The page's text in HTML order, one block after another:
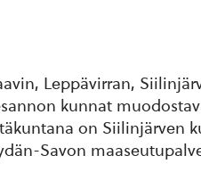
Leppävirran,
kunnat
on Siilinjärven
Savon